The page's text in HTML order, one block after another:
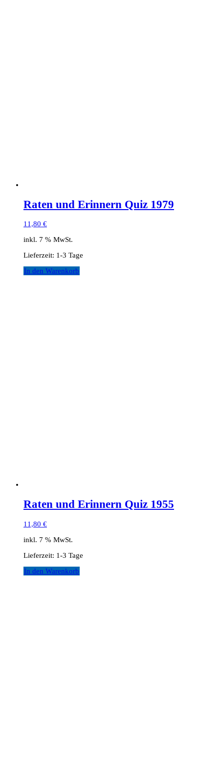
Raten und Erinnern Quiz 1979
11,80 €
inkl. 7 % MwSt.
Lieferzeit: 1-3 Tage
In den Warenkorb
Raten und Erinnern Quiz 1955
11,80 €
inkl. 7 % MwSt.
Lieferzeit: 1-3 Tage
In den Warenkorb